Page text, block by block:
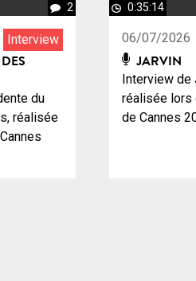
2
Interview
du
réalisée
0:35:14
06/07/2026
JARVIN
Interview de
réalisée lors
de Cannes